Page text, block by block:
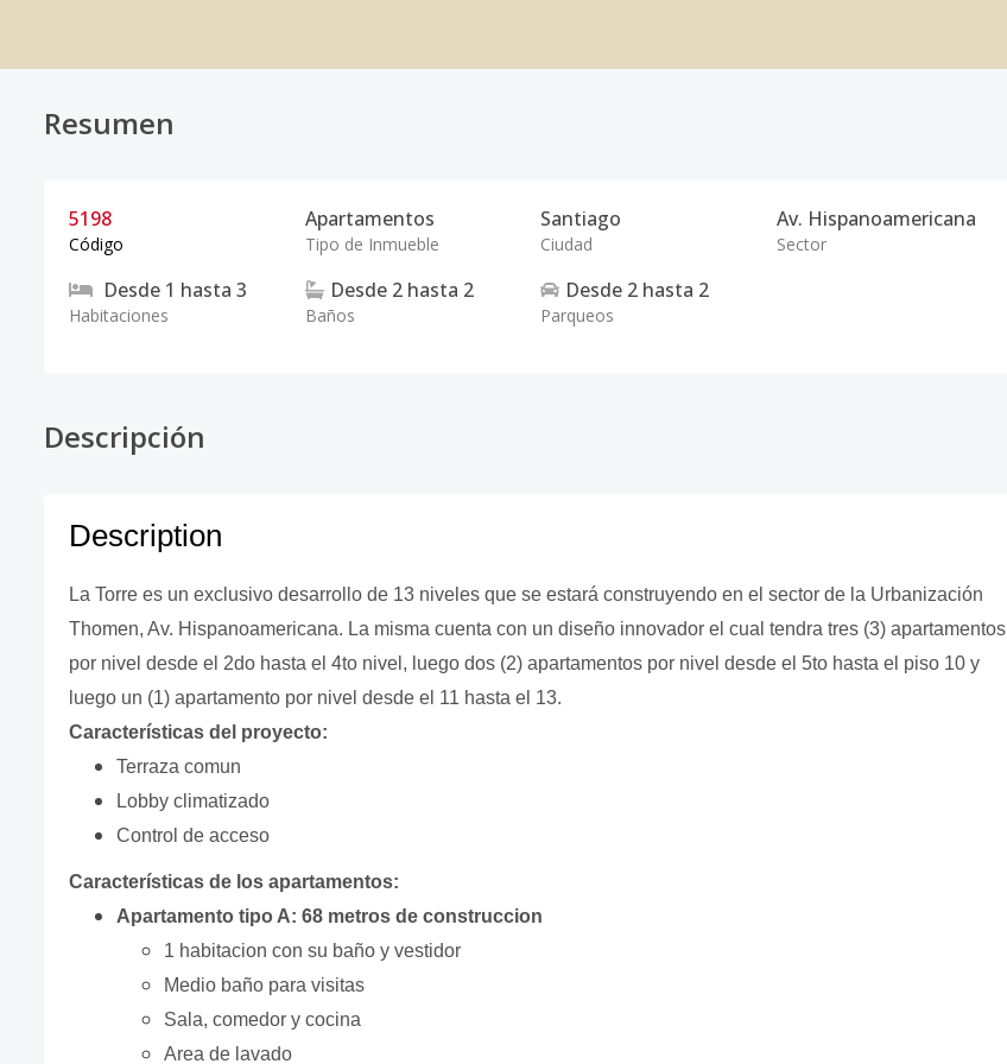
Resumen
5198
Código
Apartamentos
Tipo de Inmueble
Santiago
Ciudad
Av. Hispanoamericana
Sector
Desde 1 hasta 3
Habitaciones
Desde 2hasta 2
Baños
Desde 2 hasta 2
Parqueos
Descripción
Description
La Torre es un exclusivo desarrollo de 13 niveles que se estará construyendo en el sector de la Urbanización
Thomen, Av. Hispanoamericana. La misma cuenta con un diseño innovador el cual tendra tres (3) apartamentos
por nivel desde el 2do hasta el 4to nivel, luego dos (2) apartamentos por nivel desde el 5to hasta el piso 10 y
luego un (1) apartamento por nivel desde el 11 hasta el 13.
Características del proyecto:
Terraza comun
Lobby climatizado
Control de acceso
Características de los apartamentos:
Apartamento tipo A: 68 metros de construccion
1 habitacion con su baño y vestidor
Medio baño para visitas
Sala, comedor y cocina
Area de lavado